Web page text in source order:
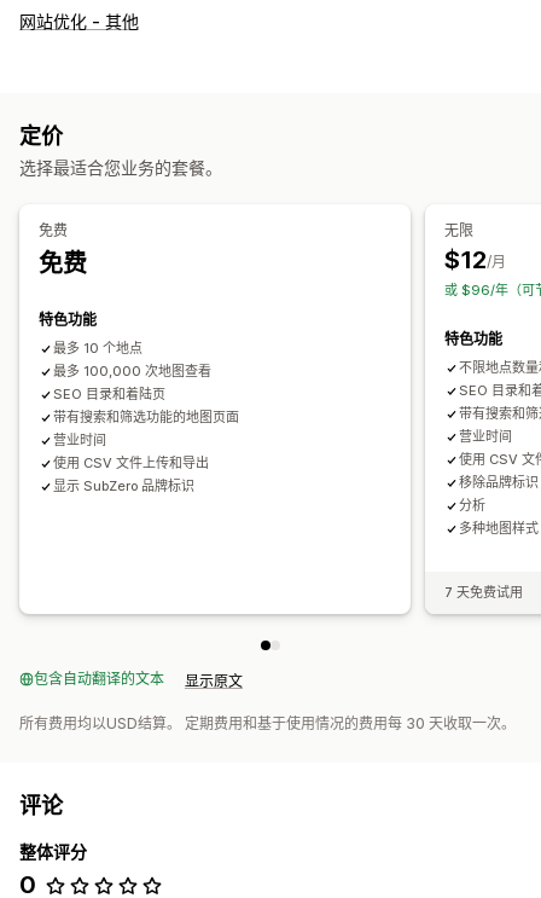
展示选项
搜索和筛选
地点搜索 商店名称搜索
网站优化 - 其他
定价
选择最适合您业务的套餐。
免费
免费
特色功能
最多 10 个地点
最多 100,000 次地图查看
SEO 目录和着陆页
带有搜索和筛选功能的地图页面
营业时间
使用 CSV 文件上传和导出
显示 SubZero 品牌标识
无限
$12/月
或 $96/年（可
特色功能
不限地点数
SEO 目录和
带有搜索和
营业时间
使用 CSV 文
移除品牌标识
分析
多种地图样式
7 天免费试用
包含自动翻译的文本 显示原文
所有费用均以USD结算。 定期费用和基于使用情况的费用每 30 天收取一次。
评论
整体评分
0